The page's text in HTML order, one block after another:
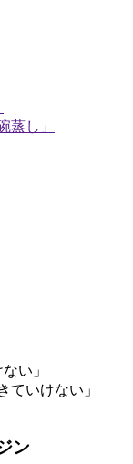
い」
ン